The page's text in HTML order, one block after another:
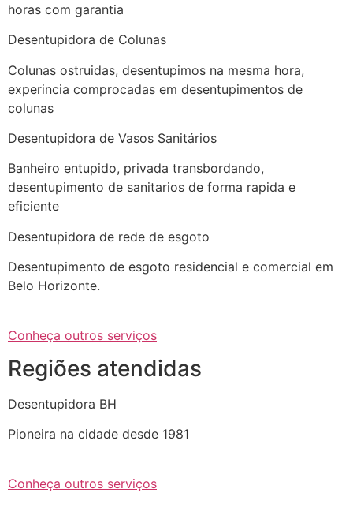
horas com garantia
Desentupidora de Colunas
Colunas ostruidas, desentupimos na mesma hora,
experincia comprocadas em desentupimentos de
colunas
Desentupidora de Vasos Sanitários
Banheiro entupido, privada transbordando,
desentupimento de sanitarios de forma rapida e
eficiente
Desentupidora de rede de esgoto
Desentupimento de esgoto residencial e comercial em
Belo Horizonte.
Conheça outros serviços
Regiões atendidas
Desentupidora BH
Pioneira na cidade desde 1981
Conheça outros serviços